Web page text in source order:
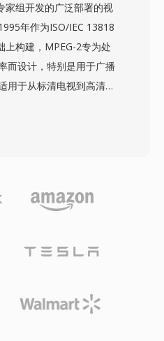
保留了相机传感器捕获
编辑工作流的源素材。
量和文件大小之间提供
SD和SDHC存储卡上实
文件被所有主流视频编
辑时间线，但某些工作
家组开发的广泛部署的视
年作为ISO/IEC 13818
上构建，MPEG-2专为处
而设计，特别是用于广播
用于从标清电视到高清内
入了配置文件和级别的概
视频编解码器，将电影
噪声信道上的广播传输至
用于DVD等存储导向的
率，专业配置下比特率